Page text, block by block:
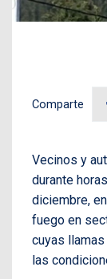
Comparte
Vecinos y
durante
diciembre,
fuego en
cuyas
las